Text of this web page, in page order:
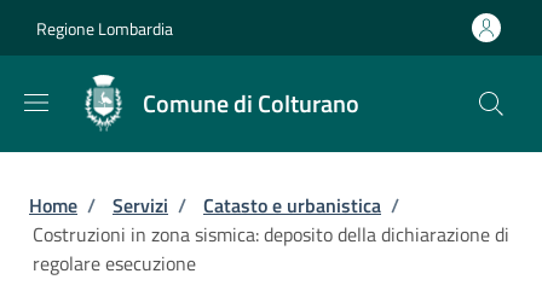
Regione Lombardia
Comune di Colturano
Briciole di pane
Home / Servizi / Catasto e urbanistica /
Costruzioni in zona sismica: deposito della dichiarazione di
regolare esecuzione